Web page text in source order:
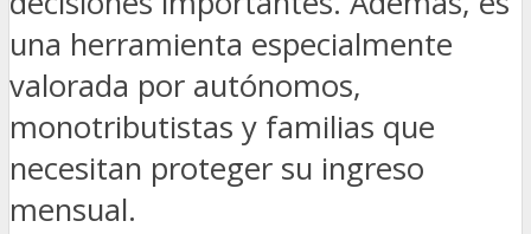
una herramienta especialmente
valorada por autónomos,
monotributistas y familias que
necesitan proteger su ingreso
mensual.